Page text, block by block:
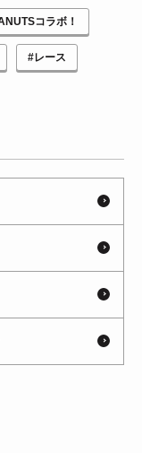
コラボ！
#レース